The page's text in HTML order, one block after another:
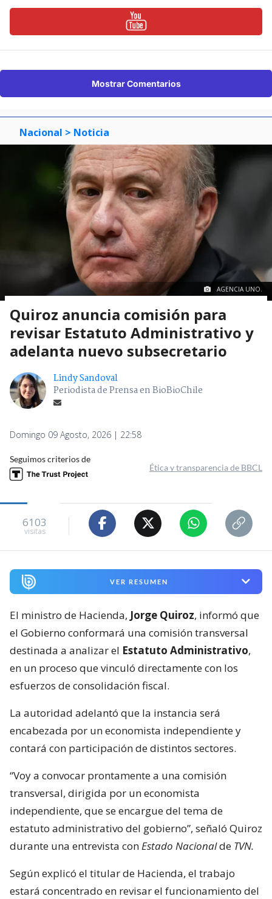
Mostrar Comentarios
Nacional > Noticia
AGENCIA UNO.
Quiroz anuncia comisión para
revisar Estatuto Administrativo y
adelanta nuevo subsecretario
Lindy Sandoval
Periodista de Prensa en BioBioChile
Domingo 09 Agosto, 2026 | 22:58
Seguimos criterios de
Ética y transparencia de BBCL
6103
visitas
VER RESUMEN
El ministro de Hacienda, Jorge Quiroz, informó que
el Gobierno conformará una comisión transversal
destinada a analizar el Estatuto Administrativo,
en un proceso que vinculó directamente con los
esfuerzos de consolidación fiscal.
La autoridad adelantó que la instancia será
encabezada por un economista independiente y
contará con participación de distintos sectores.
“Voy a convocar prontamente a una comisión
transversal, dirigida por un economista
independiente, que se encargue del tema de
estatuto administrativo del gobierno”, señaló Quiroz
durante una entrevista con Estado Nacionalde TVN.
Según explicó el titular de Hacienda, el trabajo
estará concentrado en revisar el funcionamiento del